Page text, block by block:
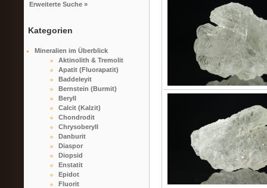
Erweiterte Suche »
Kategorien
Mineralien im Überblick
Aktinolith & Tremolit
Apatit (Fluorapatit)
Baddeleyit
Bernstein (Burmit)
Beryll
Calcit (Kalzit)
Chondrodit
Chrysoberyll
Danburit
Diaspor
Diopsid
Enstatit
Epidot
Fluorit